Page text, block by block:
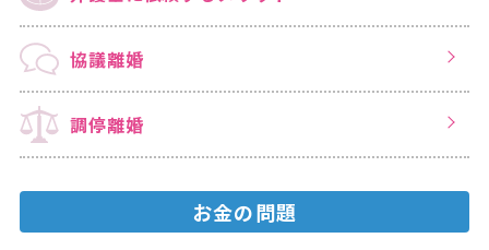
協議離婚
調停離婚
お金の問題